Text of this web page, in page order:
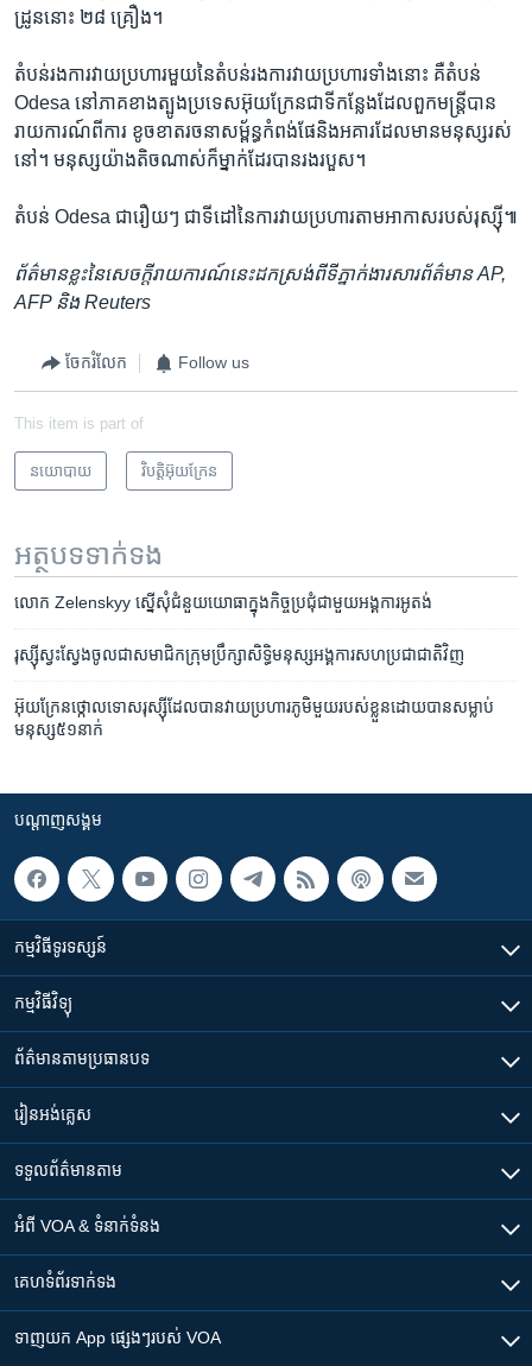
ដ្រូន​នោះ ២៨ គ្រឿង។
តំបន់​រងការ​វាយ​ប្រហារ​មួយ​នៃ​តំបន់​រង​ការវាយ​ប្រហារ​ទាំង​នោះ ​គឺ​តំបន់
Odesa នៅ​ភាគ​ខាង​ត្បូង​ប្រទេស​អ៊ុយក្រែន​ជា​ទីកន្លែង​ដែល​ពួក​មន្ត្រី​បាន​
រាយការណ៍​ពី​ការ ខូចខាត​រចនា​សម្ព័ន្ធ​កំពង់ផែ​និង​អគារ​ដែល​មាន​មនុស្ស​រស់​
នៅ។ មនុស្ស​យ៉ាង​តិច​ណាស់​ក៏​ម្នាក់​ដែរ​បាន​រងរបួស។
តំបន់ Odesa ជា​រឿយៗ ជា​ទីដៅ​នៃ​ការវាយ​ប្រហារ​តាម​អាកាស​របស់​រុស្ស៊ី៕
ព័ត៌មាន​ខ្លះ​នៃ​សេចក្តីរាយការណ៍​នេះ​ដកស្រង់​ពី​ទីភ្នាក់ងារ​សារព័ត៌មាន AP,
AFP និង​ Reuters
ចែករំលែក Follow us
This item is part of
នយោបាយ វិបត្តិអ៊ុយក្រែន
អត្ថបទ​ទាក់ទង
លោក Zelenskyy ស្នើ​សុំ​ជំនួយ​យោធា​ក្នុង​កិច្ចប្រជុំ​ជាមួយ​អង្គការ​អូតង់
រុស្ស៊ី​ស្វះស្វែង​ចូល​ជា​សមាជិក​ក្រុមប្រឹក្សា​សិទ្ធិ​មនុស្ស​អង្គការ​សហប្រជាជាតិ​វិញ
អ៊ុយក្រែន​ថ្កោលទោស​រុស្ស៊ី​ដែល​បាន​វាយប្រហារ​​​ភូមិ​មួយ​របស់​​ខ្លួន​ដោយ​បាន​សម្លាប់​
មនុស្ស​៥១​នាក់
បណ្តាញ​សង្គម
កម្មវិធី​ទូរទស្សន៍
កម្មវិធី​វិទ្យុ
ព័ត៌មាន​តាមប្រធានបទ​
រៀន​​អង់គ្លេស
ទទួល​ព័ត៌មាន​តាម
អំពី​ VOA & ទំនាក់ទំនង
គេហទំព័រ​​ទាក់ទង
ទាញយក​ App ផ្សេងៗ​របស់​ VOA